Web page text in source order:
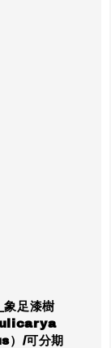
足漆樹
/可分期